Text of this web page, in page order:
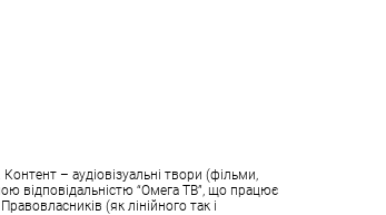
– аудіовізуальні твори (фільми,
відповідальністю “Омега ТВ”, що працює
(як лінійного так і